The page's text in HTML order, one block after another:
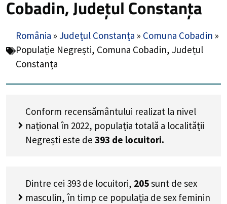
Cobadin, Județul Constanța
România » Județul Constanța » Comuna Cobadin »
Populație Negrești, Comuna Cobadin, Județul
Constanța
Conform recensământului realizat la nivel
național în 2022, populația totală a localității
Negrești este de 393 de locuitori.
Dintre cei 393 de locuitori, 205sunt de sex
masculin, în timp ce populația de sex feminin